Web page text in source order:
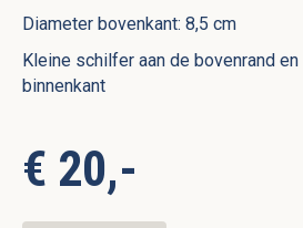
Diameter bovenkant: 8,5 cm
Kleine schilfer aan de bovenrand
binnenkant
€ 20,-